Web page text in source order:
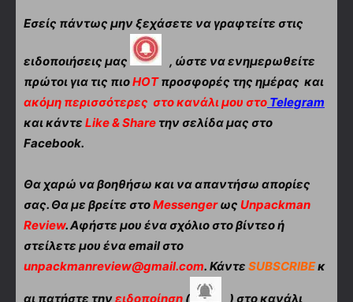
Εσείς πάντως μην ξεχάσετε να γραφτείτε στις
ειδοποιήσεις μας
, ώστε να ενημερωθείτε
πρώτοι για τις πιοHOTπροσφορές της ημέρας και
ακόμη περισσότερες στο κανάλι μου στο Telegram
και κάντε Like & Share την σελίδα μας στο
Facebook.
Θα χαρώ να βοηθήσω και να απαντήσω απορίες
σας. Θα με βρείτε στοMessengerως Unpackman
Review. Αφήστε μου ένα σχόλιο στο βίντεο ή
στείλετε μου ένα email στο
unpackmanreview@gmail.com. Κάντε SUBSCRIBEκ
αι πατήστε τηνειδοποίηση (
) στο κανάλι